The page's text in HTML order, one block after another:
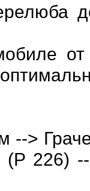
-->
(Р 226)